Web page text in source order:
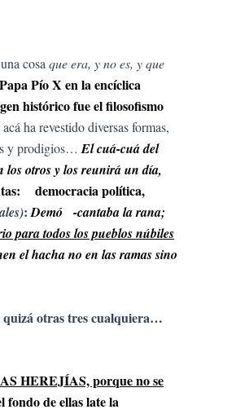
cosaque era, y no es, y que
Pío X en la encíclica
histórico fue el filosofismo
ha revestido diversas formas,
y prodigios…El cuá-cuá del
otros y los reunirá un día,
democracia política,
:Demó -cantaba la rana;
para todos los pueblos núbiles
el hacha no en las ramas sino
quizá otras tres cualquiera…
HEREJÍAS, porque no se
fondo de ellas late la